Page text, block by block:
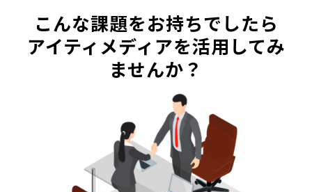
こんな課題をお持ちでしたら
アイティメディアを活用してみ
ませんか？